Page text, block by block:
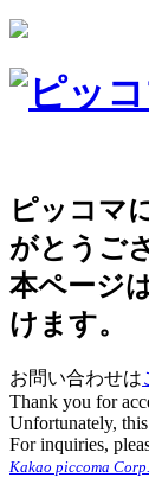
ピッコマ
がとうご
本ページ
けます。
お問い合わせは
Thank you for
Unfortunately,
For inquiries,
Kakao piccoma Corp.